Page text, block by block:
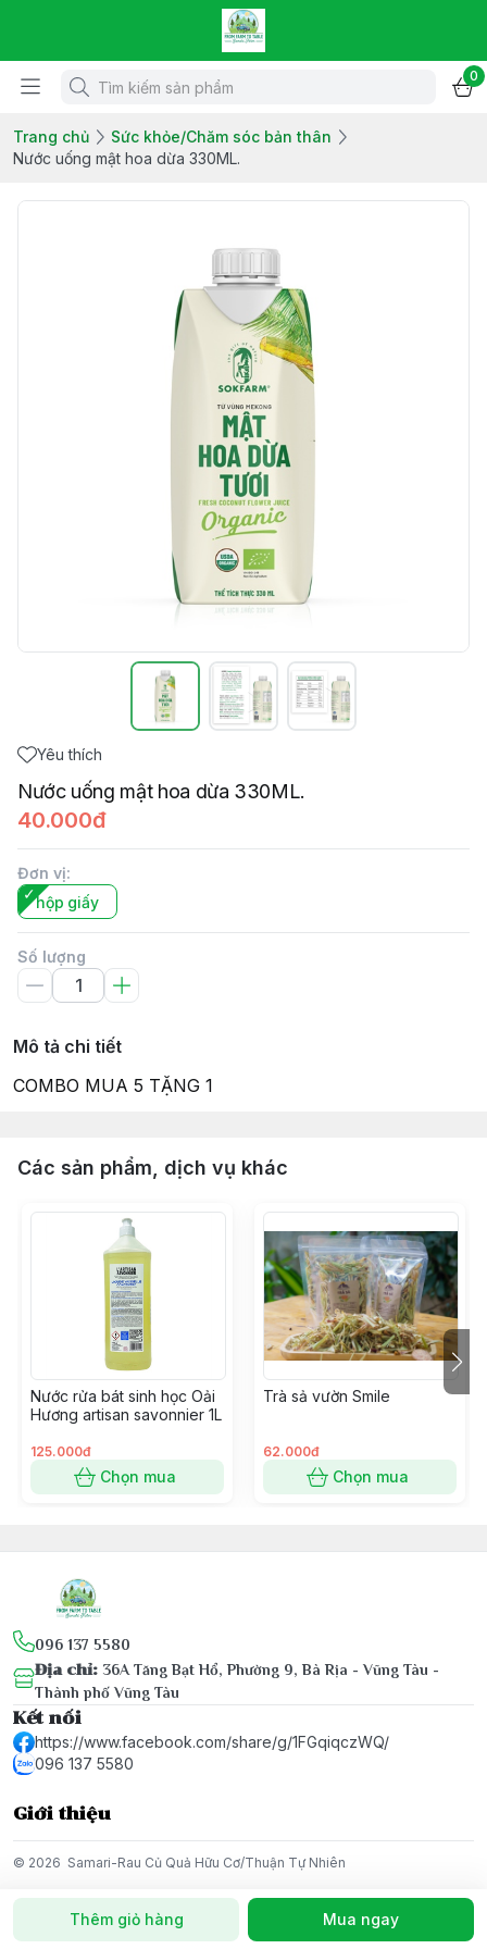
0
Trang chủ
Sức khỏe/Chăm sóc bản thân
Nước uống mật hoa dừa 330ML.
Yêu thích
Nước uống mật hoa dừa 330ML.
40.000đ
Đơn vị:
hộp giấy
Số lượng
Thêm giỏ hàng Mua ngay
Mô tả chi tiết
COMBO MUA 5 TẶNG 1
Các sản phẩm, dịch vụ khác
Nước rửa bát sinh học Oải
Hương artisan savonnier 1L
125.000đ
Chọn mua
Trà sả vườn Smile
62.000đ
Chọn mua
096 137 5580
Địa chỉ: 36A Tăng Bạt Hổ, Phường 9, Bà Rịa - Vũng Tàu -
Thành phố Vũng Tàu
Kết nối
https://www.facebook.com/share/g/1FGqiqczWQ/
096 137 5580
Giới thiệu
© 2026 Samari-Rau Củ Quả Hữu Cơ/Thuận Tự Nhiên